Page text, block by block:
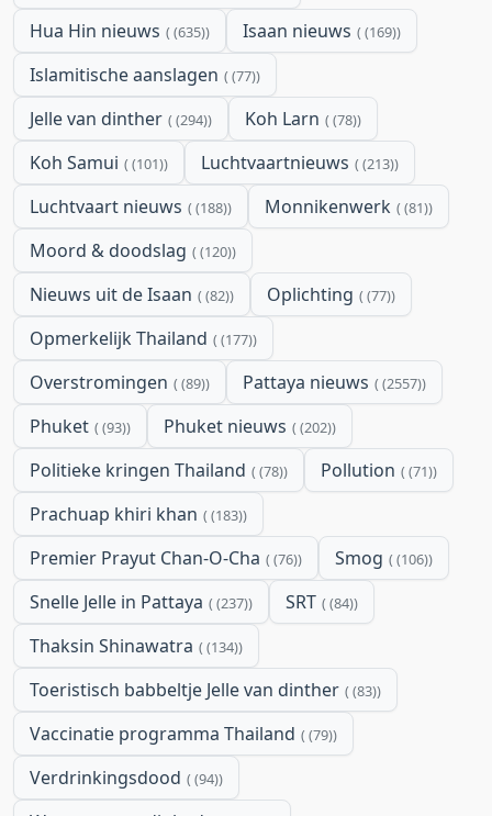
Hua Hin nieuws (635) Isaan nieuws (169)
Islamitische aanslagen (77)
Jelle van dinther (294) Koh Larn (78)
Koh Samui (101) Luchtvaartnieuws (213)
Luchtvaart nieuws (188) Monnikenwerk (81)
Moord & doodslag (120)
Nieuws uit de Isaan (82) Oplichting (77)
Opmerkelijk Thailand (177)
Overstromingen (89) Pattaya nieuws (2557)
Phuket (93) Phuket nieuws (202)
Politieke kringen Thailand (78) Pollution (71)
Prachuap khiri khan (183)
Premier Prayut Chan-O-Cha (76) Smog (106)
Snelle Jelle in Pattaya (237) SRT (84)
Thaksin Shinawatra (134)
Toeristisch babbeltje Jelle van dinther (83)
Vaccinatie programma Thailand (79)
Verdrinkingsdood (94)